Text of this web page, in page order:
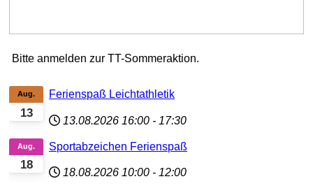
Bitte anmelden zur TT-Sommeraktion.
13
Aug. Ferienspaß Leichtathletik
13.08.2026 16:00 - 17:30
18
Aug. Sportabzeichen Ferienspaß
18.08.2026 10:00 - 12:00